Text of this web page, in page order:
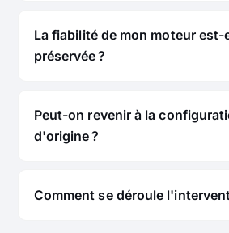
La fiabilité de mon moteur est-
préservée ?
Peut-on revenir à la
d'origine ?
Comment se déroule